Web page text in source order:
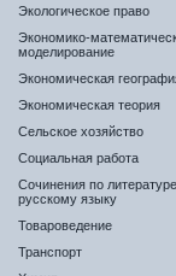
Экологическое право
Экономико-
моделирование
Экономическая
Экономическая теория
Сельское хозяйство
Социальная работа
Сочинения по
русскому языку
Товароведение
Транспорт